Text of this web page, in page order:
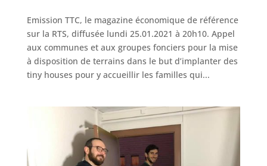
Emission TTC, le magazine économique de référence
sur la RTS, diffusée lundi 25.01.2021 à 20h10. Appel
aux communes et aux groupes fonciers pour la mise
à disposition de terrains dans le but d’implanter des
tiny houses pour y accueillir les familles qui...